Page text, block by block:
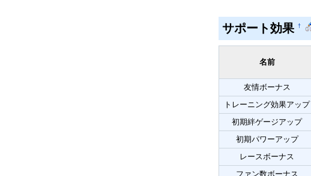
サポート効果 †
名前
友情ボーナス
トレーニング効果アップ
初期絆ゲージアップ
初期パワーアップ
レースボーナス
ファン数ボーナス